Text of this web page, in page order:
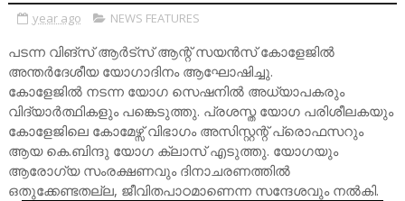
year ago NEWS FEATURES
പടന്ന വിങ്സ് ആർട്സ് ആന്റ് സയൻസ് കോളേജിൽ
അന്തർദേശീയ യോഗാദിനം ആഘോഷിച്ചു.
കോളേജിൽ നടന്ന യോഗ സെഷനിൽ അധ്യാപകരും
വിദ്യാർത്ഥികളും പങ്കെടുത്തു. പ്രശസ്ത യോഗ പരിശീലകയും
കോളേജിലെ കോമേഴ്സ് വിഭാഗം അസിസ്റ്റന്റ് പ്രൊഫസറും
ആയ കെ.ബിന്ദു യോഗ ക്ലാസ് എടുത്തു. യോഗയും
ആരോഗ്യ സംരക്ഷണവും ദിനാചരണത്തിൽ
ഒതുക്കേണ്ടതല്ല, ജീവിതപാഠമാണെന്ന സന്ദേശവും നൽകി.